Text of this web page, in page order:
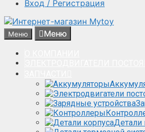
Вход / Регистрация
Меню Меню
Детали